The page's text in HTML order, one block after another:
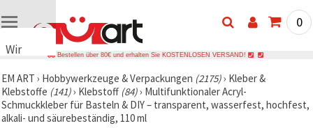
Wir
Cookies
🍪 Wir
verwenden
Cookies
0
Bestellen über 80€ und erhalten Sie KOSTENLOSEN VERSAND!
EM ART › Hobbywerkzeuge & Verpackungen (2175)› Kleber &
Klebstoffe (141)› Klebstoff (84)› Multifunktionaler Acryl-
Schmuckkleber für Basteln & DIY – transparent, wasserfest, hochfest,
alkali- und säurebeständig, 110 ml